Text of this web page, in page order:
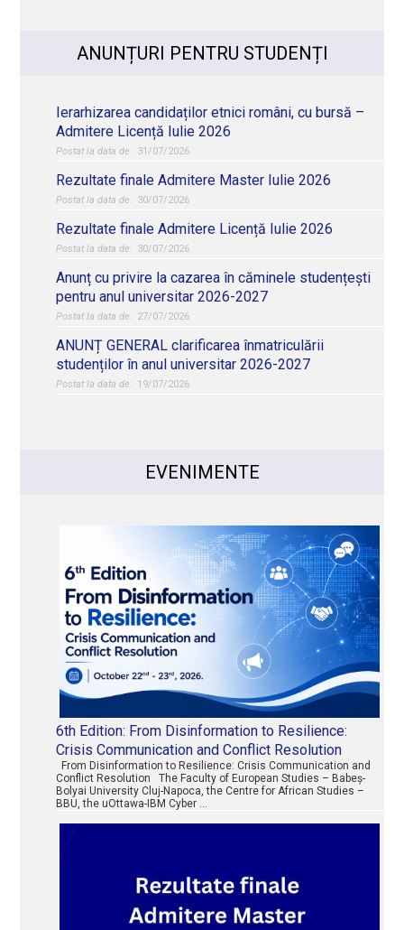
ANUNȚURI PENTRU STUDENȚI
Ierarhizarea candidaților etnici români, cu bursă –
Admitere Licență Iulie 2026
31/07/2026
Rezultate finale Admitere Master Iulie 2026
30/07/2026
Rezultate finale Admitere Licență Iulie 2026
30/07/2026
Anunț cu privire la cazarea în căminele studențești
pentru anul universitar 2026-2027
27/07/2026
ANUNȚ GENERAL clarificarea înmatriculării
studenților în anul universitar 2026-2027
19/07/2026
EVENIMENTE
6th Edition: From Disinformation to Resilience:
Crisis Communication and Conflict Resolution
From Disinformation to Resilience: Crisis Communication and
Conflict Resolution The Faculty of European Studies – Babeș-
Bolyai University Cluj-Napoca, the Centre for African Studies –
BBU, the uOttawa-IBM Cyber …